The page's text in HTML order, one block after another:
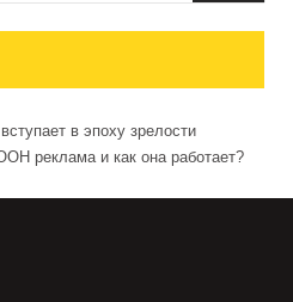
в эпоху зрелости
реклама и как она работает?